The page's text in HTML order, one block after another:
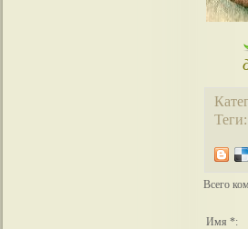
Теги:
Всего
Имя *: